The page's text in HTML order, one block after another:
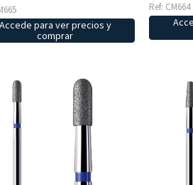
Accede para ver precios y
comprar
Ref: CM664